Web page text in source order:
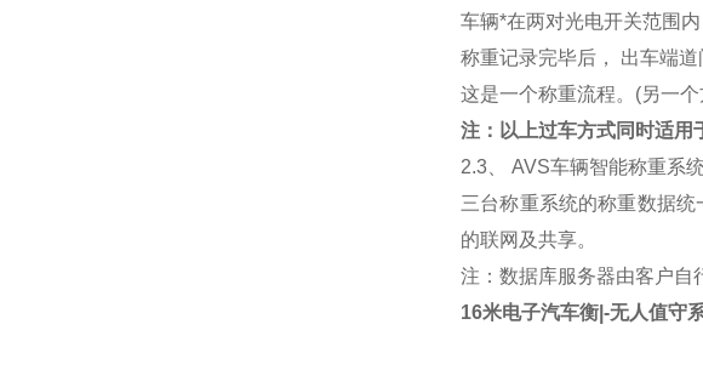
车辆*在两对光电开关范围
称重记录完毕后， 出车端
这是一个称重流程。(另一
注：以上过车方式同时适用
2.3 、 AVS车辆智能称重系
三台称重系统的称重数据
的联网及共享。
注：数据库服务器由客户自
16米电子汽车衡|-无人值守